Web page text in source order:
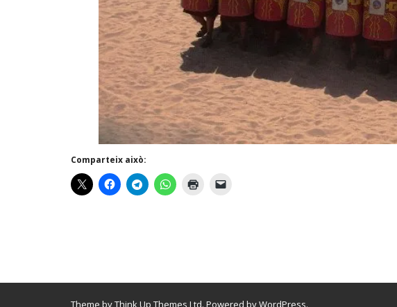
Comparteix això:
Theme byThink Up Themes Ltd. Powered byWordPress.